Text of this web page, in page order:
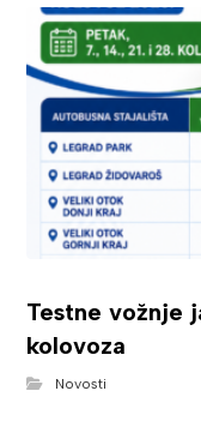
Testne vožnje
kolovoza
Novosti